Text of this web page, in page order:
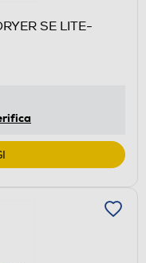
SE LITE-